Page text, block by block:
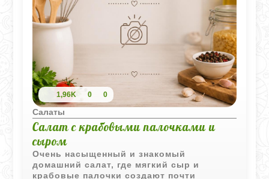
1,96K 0 0
Салаты
Салат с крабовыми палочками и
сыром
Очень насыщенный и знакомый
домашний салат, где мягкий сыр и
крабовые палочки создают почти